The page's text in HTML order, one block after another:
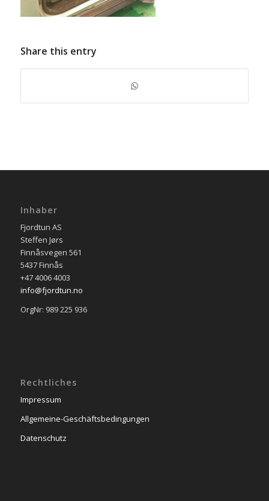
Share this entry
Inhaber
Fjordtun AS
Steffen Jørs
Finnåsvegen 561
5437 Finnås
+47 4006 4003
info@fjordtun.no
OrgNr: 989 225 936
Rechtliches
Impressum
Allgemeine-Geschäftsbedingungen
Datenschutz